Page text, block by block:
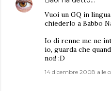
Vuoi un GQ in
chiederlo a Babbo
Io di renne me ne
io, guarda che
noi! :D
14 dicembre 2008 alle